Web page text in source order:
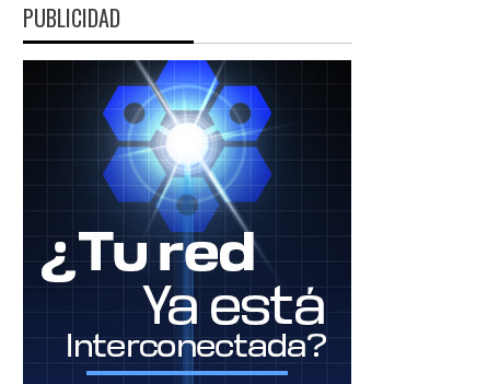
PUBLICIDAD